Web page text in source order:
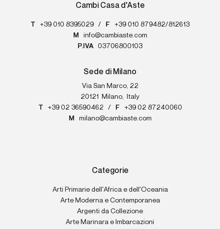
Cambi Casa d'Aste
T +39 010 8395029 / F
+39 010 879482/812613
M
info@cambiaste.com
P.IVA
03706800103
Sede di Milano
Via San Marco, 22
20121
Milano,
Italy
T
+39 02 36590462 / F
+39 02 87240060
M
milano@cambiaste.com
Categorie
Arti Primarie dell'Africa e dell'Oceania
Arte Moderna e Contemporanea
Argenti da Collezione
Arte Marinara e Imbarcazioni